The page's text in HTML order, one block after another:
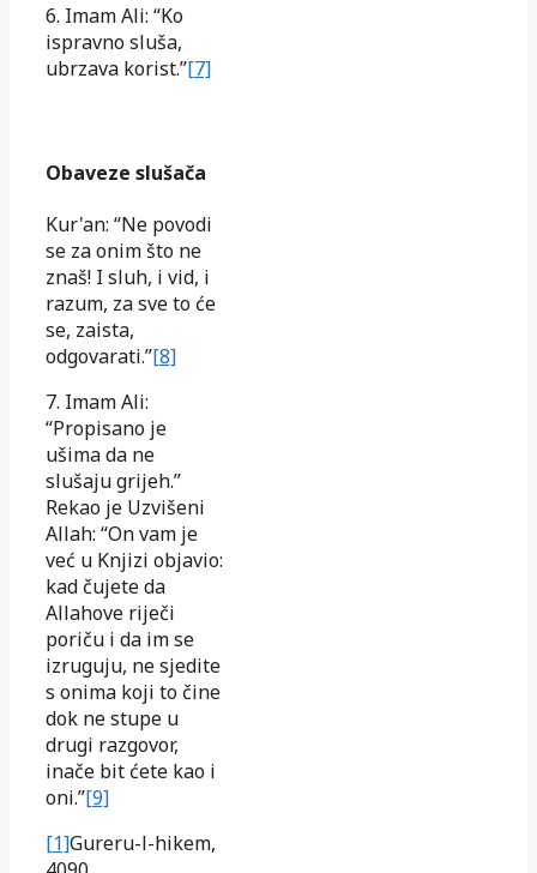
6. Imam Ali: “Ko
ispravno sluša,
ubrzava korist.”[7]
Obaveze slušača
Kur'an: “Ne povodi
se za onim što ne
znaš! I sluh, i vid, i
razum, za sve to će
se, zaista,
odgovarati.”[8]
7. Imam Ali:
“Propisano je
ušima da ne
slušaju grijeh.”
Rekao je Uzvišeni
Allah: “On vam je
već u Knjizi objavio:
kad čujete da
Allahove riječi
poriču i da im se
izruguju, ne sjedite
s onima koji to čine
dok ne stupe u
drugi razgovor,
inače bit ćete kao i
oni.”[9]
[1]Gureru-l-hikem,